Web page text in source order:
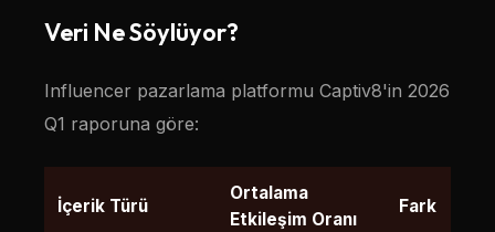
Veri Ne Söylüyor?
Influencer pazarlama platformu Captiv8'in 2026
Q1 raporuna göre:
İçerik Türü
Ortalama
Etkileşim Oranı
Fark